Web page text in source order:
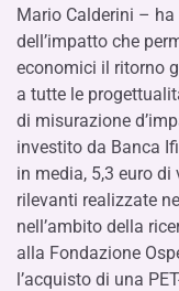
Mario Calderini –
dell’impatto che
economici il ritorno
a tutte le
di misurazione
investito da Banca
in media, 5,3 euro
rilevanti realizzate
nell’ambito della
alla Fondazione
l’acquisto di una